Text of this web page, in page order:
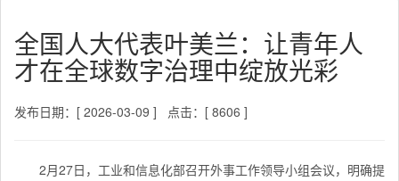
全国人大代表叶美兰：让青年人
才在全球数字治理中绽放光彩
发布日期：[ 2026-03-09 ] 点击：[ 8606 ]
2月27日，工业和信息化部召开外事工作领导小组会议，明确提